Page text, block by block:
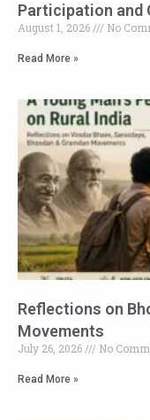
Participation and
August 1, 2026 No
Read More »
Reflections on
Movements
July 26, 2026 No
Read More »